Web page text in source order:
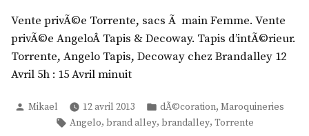
Vente privÃ©e Torrente, sacs Ã main Femme. Vente
privÃ©e AngeloÂ Tapis & Decoway. Tapis d’intÃ©rieur.
Torrente, Angelo Tapis, Decoway chez Brandalley 12
Avril 5h : 15 Avril minuit
Publié
Mikael 12 avril 2013
Publié
dans
dÃ©coration, Maroquineries
Étiquettes :
Angelo, brand alley, brandalley, Torrente